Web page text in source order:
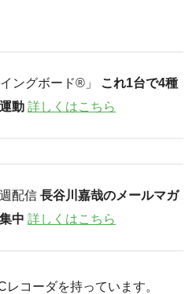
ングボード®︎」
これ1台で4種
動 詳しくはこちら
配信 長谷川嘉哉のメールマガ
中 詳しくはこちら
コーダを持っています。